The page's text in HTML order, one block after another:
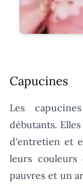
Capucines
Les
débutants.
d'entretien et
leurs couleurs
pauvres et un